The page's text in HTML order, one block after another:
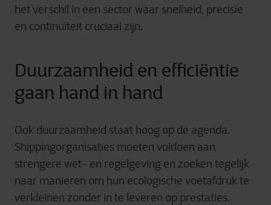
het verschil in een sector waar snelheid, precisie
en continuïteit cruciaal zijn.
Duurzaamheid en efficiëntie
gaan hand in hand
Ook duurzaamheid staat hoog op de agenda.
Shippingorganisaties moeten voldoen aan
strengere wet- en regelgeving en zoeken tegelijk
naar manieren om hun ecologische voetafdruk te
verkleinen zonder in te leveren op prestaties.